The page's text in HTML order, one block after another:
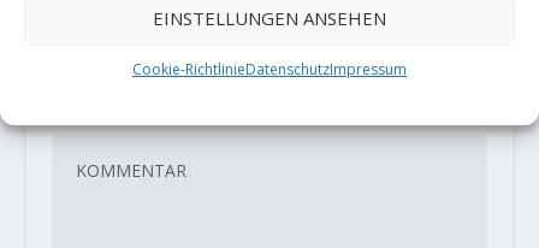
EINSTELLUNGEN ANSEHEN
Cookie-RichtlinieDatenschutzImpressum
HINTERLASSE EINE ANTWORT
veröffentlicht.Erforderliche Felder